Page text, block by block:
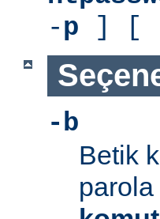
-p ] [
-b
Betik
parola